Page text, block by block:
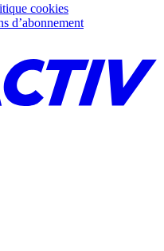
cookies
d’abonnement